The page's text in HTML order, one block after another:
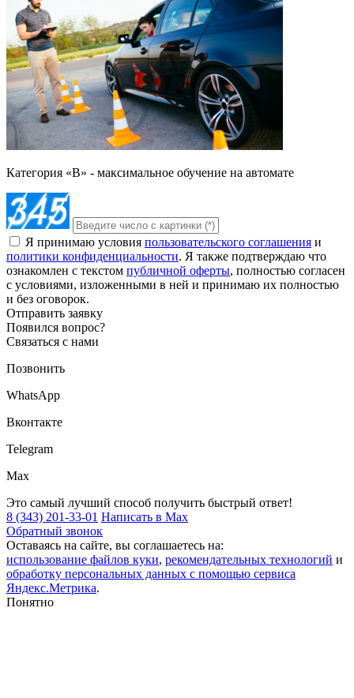
Категория «B» - максимальное обучение на автомате
Я принимаю условия пользовательского соглашения и
политики конфиденциальности. Я также подтверждаю что
ознакомлен с текстом публичной оферты, полностью согласен
с условиями, изложенными в ней и принимаю их полностью
и без оговорок.
Отправить заявку
Появился вопрос?
Связаться с нами
Позвонить
WhatsApp
Вконтакте
Telegram
Max
Это самый лучший способ получить быстрый ответ!
8 (343) 201-33-01 Написать в Max
Обратный звонок
Оставаясь на сайте, вы соглашаетесь на:
использование файлов куки, рекомендательных технологий и
обработку персональных данных с помощью сервиса
Яндекс.Метрика.
Понятно